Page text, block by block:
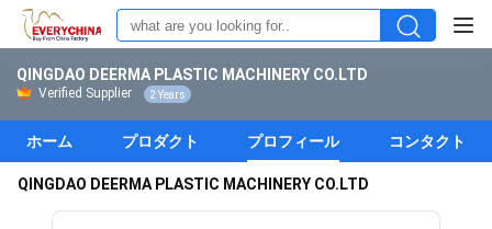
QINGDAO DEERMA PLASTIC MACHINERY CO.LTD
Verified Supplier 2 Years
ホーム プロダクト プロフィール コンタクト
QINGDAO DEERMA PLASTIC MACHINERY CO.LTD